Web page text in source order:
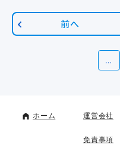
前へ
…
ホーム 運営会社
免責事項